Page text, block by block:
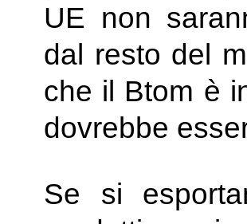
UE non
dal resto del
che il Btom è
dovrebbe
Se si